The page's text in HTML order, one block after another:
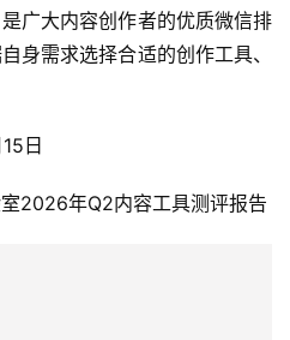
广大内容创作者的优质微信排
身需求选择合适的创作工具、
日
2026年Q2内容工具测评报告